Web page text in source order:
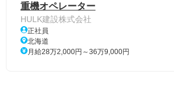
重機オペレーター
HULK建設株式会社
正社員
北海道
月給28万2,000円～36万9,000円